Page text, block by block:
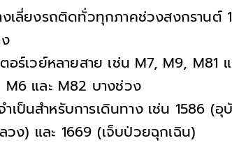
เลี่ยงรถติดทั่วทุกภาคช่วงสงกรานต์
อร์เวย์หลายสาย เช่น M7, M9, M81
และ M82 บางช่วง
เป็นสำหรับการเดินทาง เช่น 1586 (อุ
วง) และ 1669 (เจ็บป่วยฉุกเฉิน)